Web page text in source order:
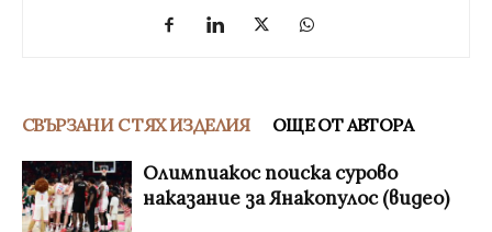
СВЪРЗАНИ С ТЯХ ИЗДЕЛИЯ ОЩЕ ОТ АВТОРА
Олимпиакос поиска сурово
наказание за Янакопулос (видео)